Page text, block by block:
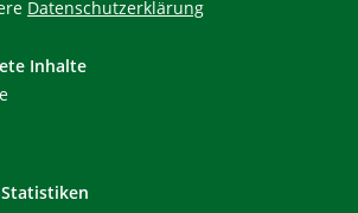
eingetragene Marke. Die Nutzung muss
für Energie Südtirol - KlimaHaus
Datenschutzerklärung
Inhalte